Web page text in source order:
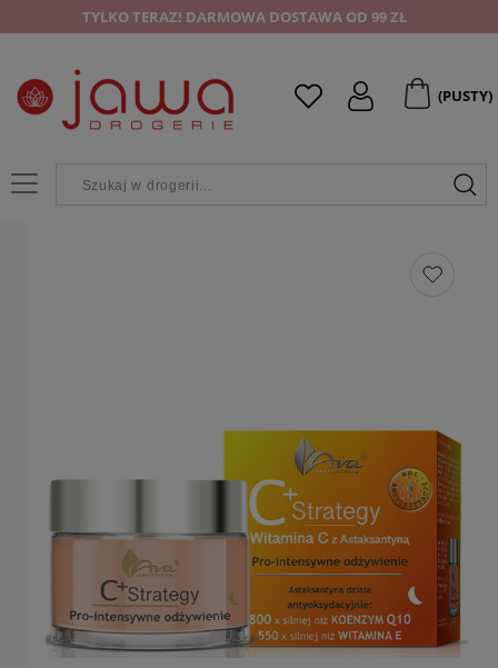
TYLKO TERAZ! DARMOWA DOSTAWA OD 99 ZŁ
(PUSTY)